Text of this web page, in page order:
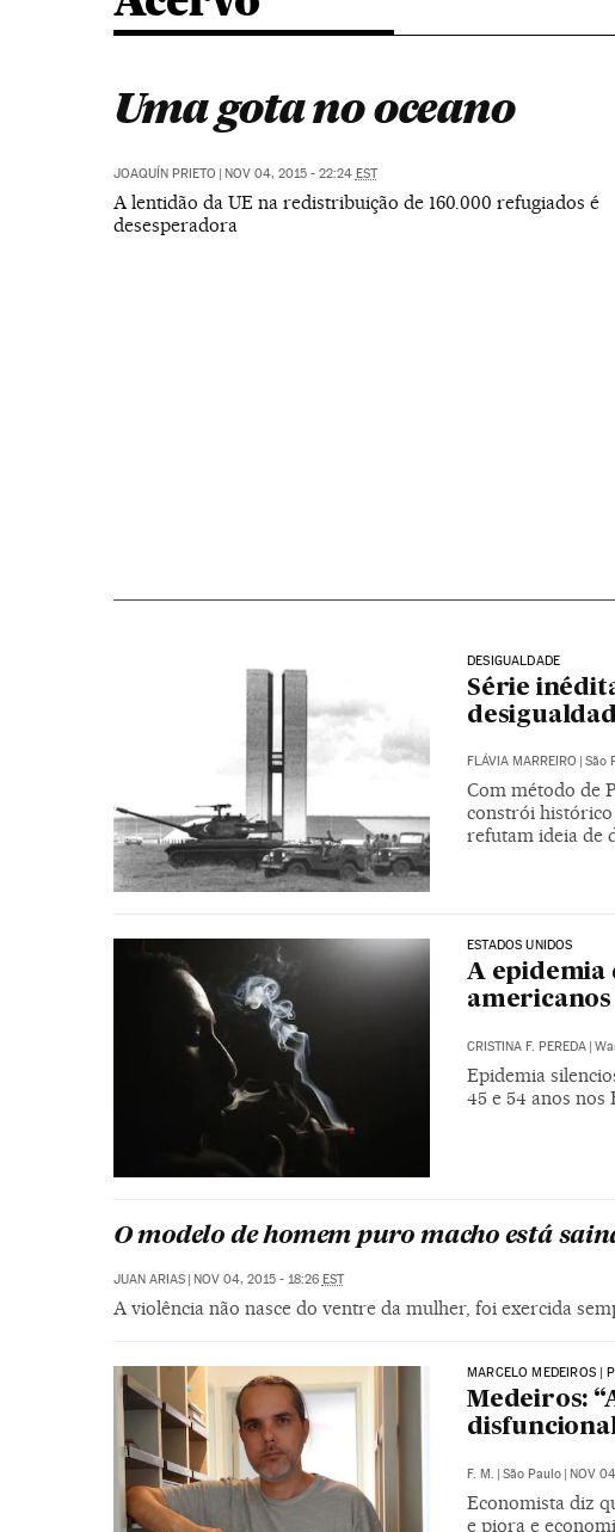
Uma gota no oceano
JOAQUÍN PRIETO | NOV 04, 2015 - 22:24 EST
A lentidão da UE na redistribuição de 160.000 refugiados é
desesperadora
DESIGUALDADE
Série
FLÁVIA MARREIRO | São
Com método de
constrói histórico
refutam ideia de
ESTADOS UNIDOS
A epidemia
CRISTINA F. PEREDA
Epidemia
45 e 54 anos nos
O modelo de homem puro macho está
JUAN ARIAS | NOV 04, 2015 - 18:26 EST
A violência não nasce do ventre da mulher, foi exercida
MARCELO MEDEIROS |
Medeiros:
F. M. | São Paulo | NOV
Economista diz
e piora e